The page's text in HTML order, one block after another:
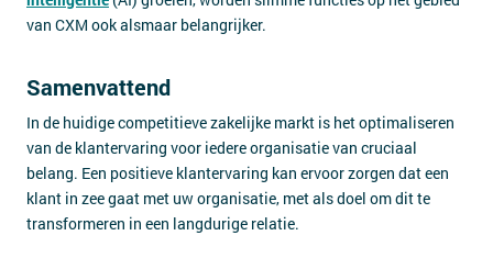
van CXM ook alsmaar belangrijker.
Samenvattend
In de huidige competitieve zakelijke markt is het optimaliseren
van de klantervaring voor iedere organisatie van cruciaal
belang. Een positieve klantervaring kan ervoor zorgen dat een
klant in zee gaat met uw organisatie, met als doel om dit te
transformeren in een langdurige relatie.